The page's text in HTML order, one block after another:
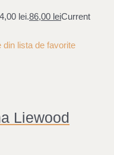
lei.86,00 leiCurrent
din lista de favorite
Liewood